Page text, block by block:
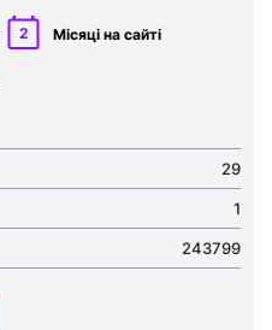
2 Місяці на сайті
29
1
243799